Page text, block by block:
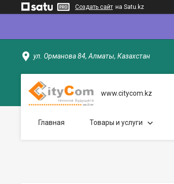
Создать сайт на Satu.kz
ул. Орманова 84, Алматы, Казахстан
www.citycom.kz
Главная Товары и услуги